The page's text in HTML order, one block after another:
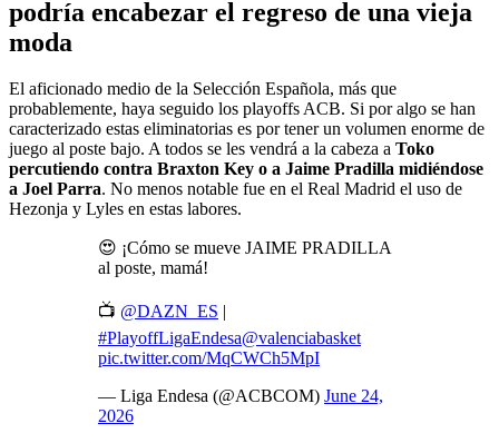
podría encabezar el regreso de una vieja
moda
El aficionado medio de la Selección Española, más que
probablemente, haya seguido los playoffs ACB. Si por algo se han
caracterizado estas eliminatorias es por tener un volumen enorme de
juego al poste bajo. A todos se les vendrá a la cabeza a Toko
percutiendo contra Braxton Key o a Jaime Pradilla midiéndose
a Joel Parra. No menos notable fue en el Real Madrid el uso de
Hezonja y Lyles en estas labores.
😍 ¡Cómo se mueve JAIME PRADILLA
al poste, mamá!
📺 @DAZN_ES |
#PlayoffLigaEndesa@valenciabasket
pic.twitter.com/MqCWCh5MpI
— Liga Endesa (@ACBCOM) June 24,
2026